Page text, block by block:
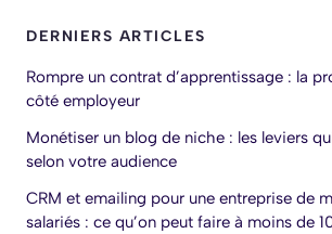
DERNIERS ARTICLES
Rompre un contrat d’apprentissage : la
côté employeur
Monétiser un blog de niche : les leviers
selon votre audience
CRM et emailing pour une entreprise de
salariés : ce qu’on peut faire à moins de